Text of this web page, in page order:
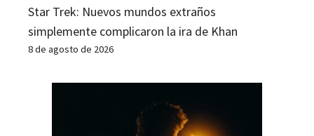
Star Trek: Nuevos mundos extraños
simplemente complicaron la ira de Khan
8 de agosto de 2026